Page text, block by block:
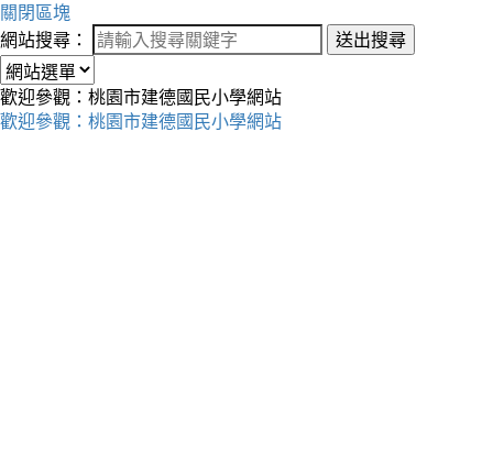
關閉區塊
網站搜尋：
送出搜尋
歡迎參觀：桃園市建德國民小學網站
歡迎參觀：桃園市建德國民小學網站